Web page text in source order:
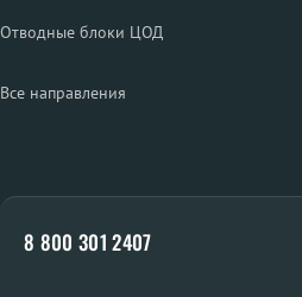
Отводные блоки ЦОД
Все направления
8 800 301 2407